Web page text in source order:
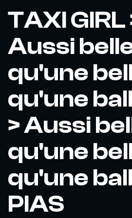
TAXI GIRL
Aussi
qu'une
qu'une
> Aussi
qu'une
qu'une
PIAS